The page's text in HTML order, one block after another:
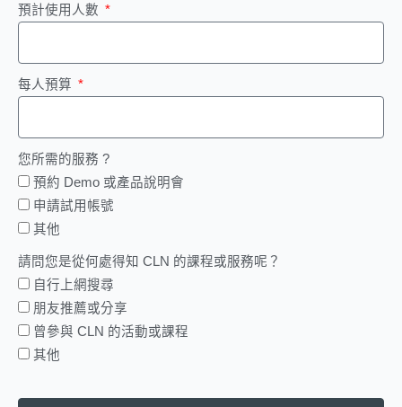
預計使用人數
每人預算
您所需的服務 ?
預約 Demo 或產品說明會
申請試用帳號
其他
請問您是從何處得知 CLN 的課程或服務呢？
自行上網搜尋
朋友推薦或分享
曾參與 CLN 的活動或課程
其他